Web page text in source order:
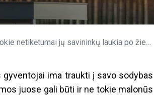
jų savininkų laukia po žiemos sezono?
ima traukti į savo sodybas
juose gali būti ir ne tokie malonūs